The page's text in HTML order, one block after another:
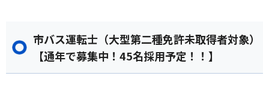
市バス運転士（大型第二種免許未取得者対象）
【通年で募集中！45名採用予定！！】